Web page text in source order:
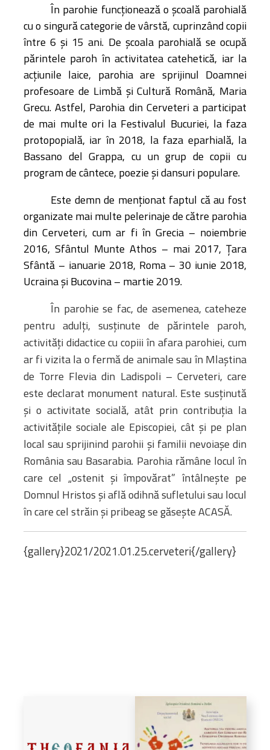
În parohie funcționează o școală parohială
cu o singură categorie de vârstă, cuprinzând copii
între 6 și 15 ani. De școala parohială se ocupă
părintele paroh în activitatea catehetică, iar la
acțiunile laice, parohia are sprijinul Doamnei
profesoare de Limbă și Cultură Română, Maria
Grecu. Astfel, Parohia din Cerveteri a participat
de mai multe ori la Festivalul Bucuriei, la faza
protopopială, iar în 2018, la faza eparhială, la
Bassano del Grappa, cu un grup de copii cu
program de cântece, poezie și dansuri populare.
Este demn de menționat faptul că au fost
organizate mai multe pelerinaje de către parohia
din Cerveteri, cum ar fi în Grecia – noiembrie
2016, Sfântul Munte Athos – mai 2017, Țara
Sfântă – ianuarie 2018, Roma – 30 iunie 2018,
Ucraina și Bucovina – martie 2019.
În parohie se fac, de asemenea, cateheze
pentru adulți, susținute de părintele paroh,
activități didactice cu copiii în afara parohiei, cum
ar fi vizita la o fermă de animale sau în Mlaștina
de Torre Flevia din Ladispoli – Cerveteri, care
este declarat monument natural. Este susținută
și o activitate socială, atât prin contribuția la
activitățile sociale ale Episcopiei, cât și pe plan
local sau sprijinind parohii și familii nevoiașe din
România sau Basarabia. Parohia rămâne locul în
care cel „ostenit și împovărat” întâlnește pe
Domnul Hristos și află odihnă sufletului sau locul
în care cel străin și pribeag se găsește ACASĂ.
{gallery}2021/2021.01.25.cerveteri{/gallery}